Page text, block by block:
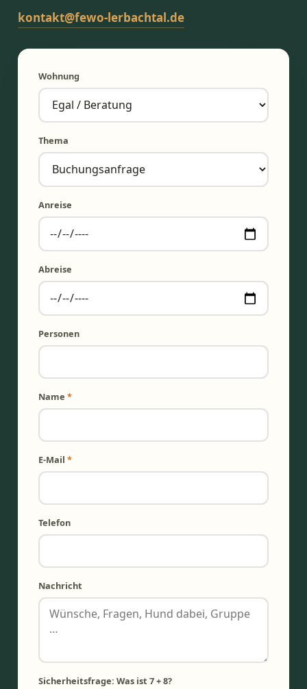
kontakt@fewo-lerbachtal.de
Wohnung
Thema
Anreise
Abreise
Personen
Name *
E-Mail *
Telefon
Nachricht
Sicherheitsfrage: Was ist 7 + 8?